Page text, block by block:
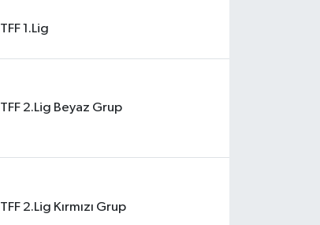
TFF 1.Lig
TFF 2.Lig Beyaz Grup
TFF 2.Lig Kırmızı Grup